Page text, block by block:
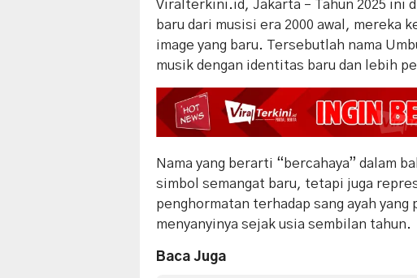
Viralterkini.id, Jakarta – Tahun 2025 ini
baru dari musisi era 2000 awal, mereka
image yang baru. Tersebutlah nama
musik dengan identitas baru dan lebih
Nama yang berarti “bercahaya” dalam
simbol semangat baru, tetapi juga
penghormatan terhadap sang ayah
menyanyinya sejak usia sembilan tahun.
Baca Juga